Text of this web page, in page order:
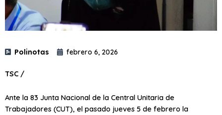
Polinotas febrero 6, 2026
TSC /
Ante la 83 Junta Nacional de la Central Unitaria de
Trabajadores (CUT), el pasado jueves 5 de febrero la